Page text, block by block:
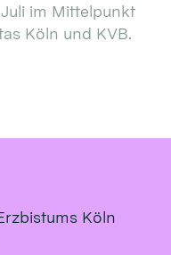
im Mittelpunkt
Köln und KVB.
Köln